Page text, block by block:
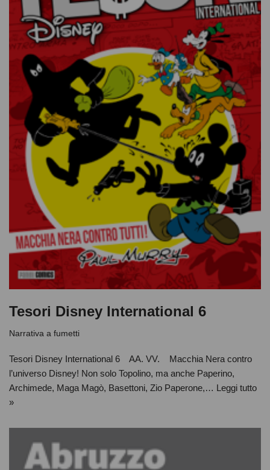
Tesori Disney International 6
Narrativa a fumetti
Tesori Disney International 6 AA. VV. Macchia Nera contro
l’universo Disney! Non solo Topolino, ma anche Paperino,
Archimede, Maga Magò, Basettoni, Zio Paperone,… Leggi tutto
»